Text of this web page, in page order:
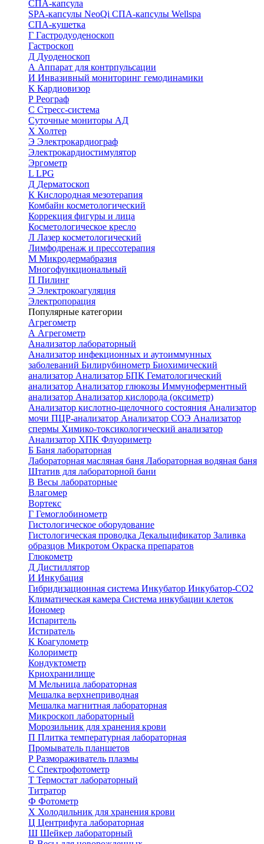
СПА-капсула
SPA-капсулы NeoQi СПА-капсулы Wellspa
СПА-кушетка
Г Гастродуоденоскоп
Гастроскоп
Д Дуоденоскоп
А Аппарат для контрпульсации
И Инвазивный мониторинг гемодинамики
К Кардиовизор
Р Реограф
С Стресс-система
Суточные мониторы АД
Х Холтер
Э Электрокардиограф
Электрокардиостимулятор
Эргометр
L LPG
Д Дерматоскоп
К Кислородная мезотерапия
Комбайн косметологический
Коррекция фигуры и лица
Косметологическое кресло
Л Лазер косметологический
Лимфодренаж и прессотерапия
М Микродермабразия
Многофункциональный
П Пилинг
Э Электрокоагуляция
Электропорация
Популярные категории
Агрегометр
А Агрегометр
Анализатор лабораторный
Анализатор инфекционных и аутоиммунных
заболеваний Билирубинометр Биохимический
анализатор Анализатор БПК Гематологический
анализатор Анализатор глюкозы Иммуноферментный
анализатор Анализатор кислорода (оксиметр)
Анализатор кислотно-щелочного состояния Анализатор
мочи ПЦР-анализатор Анализатор СОЭ Анализатор
спермы Химико-токсикологический анализатор
Анализатор ХПК Флуориметр
Б Баня лабораторная
Лабораторная масляная баня Лабораторная водяная баня
Штатив для лабораторной бани
В Весы лабораторные
Влагомер
Вортекс
Г Гемоглобинометр
Гистологическое оборудование
Гистологическая проводка Декальцификатор Заливка
образцов Микротом Окраска препаратов
Глюкометр
Д Дистиллятор
И Инкубация
Гибридизационная система Инкубатор Инкубатор-СО2
Климатическая камера Система инкубации клеток
Иономер
Испаритель
Истиратель
К Коагулометр
Колориметр
Кондуктометр
Криохранилище
М Мельница лабораторная
Мешалка верхнеприводная
Мешалка магнитная лабораторная
Микроскоп лабораторный
Морозильник для хранения крови
П Плитка температурная лабораторная
Промыватель планшетов
Р Размораживатель плазмы
С Спектрофотометр
Т Термостат лабораторный
Титратор
Ф Фотометр
Х Холодильник для хранения крови
Ц Центрифуга лабораторная
Ш Шейкер лабораторный